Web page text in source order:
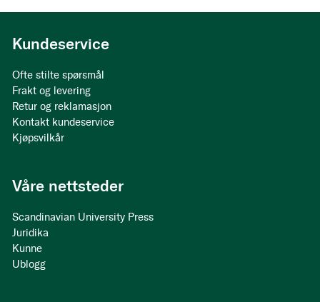
Kundeservice
Ofte stilte spørsmål
Frakt og levering
Retur og reklamasjon
Kontakt kundeservice
Kjøpsvilkår
Våre nettsteder
Scandinavian University Press
Juridika
Kunne
Ublogg